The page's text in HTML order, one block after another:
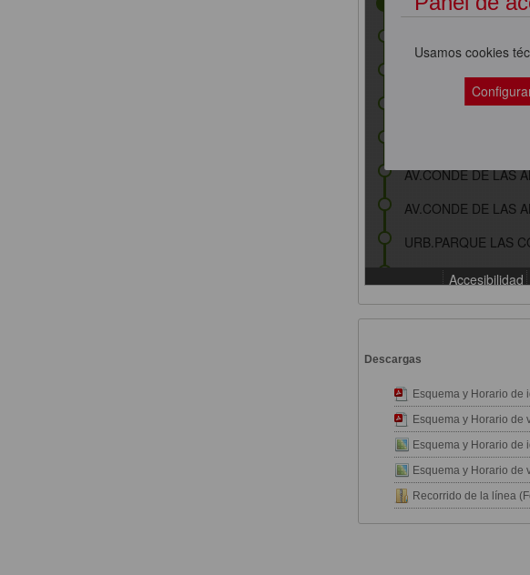
Descargas
Esquema y Horario de
Esquema y Horario de
Esquema y Horario de
Esquema y Horario de
Recorrido de la línea